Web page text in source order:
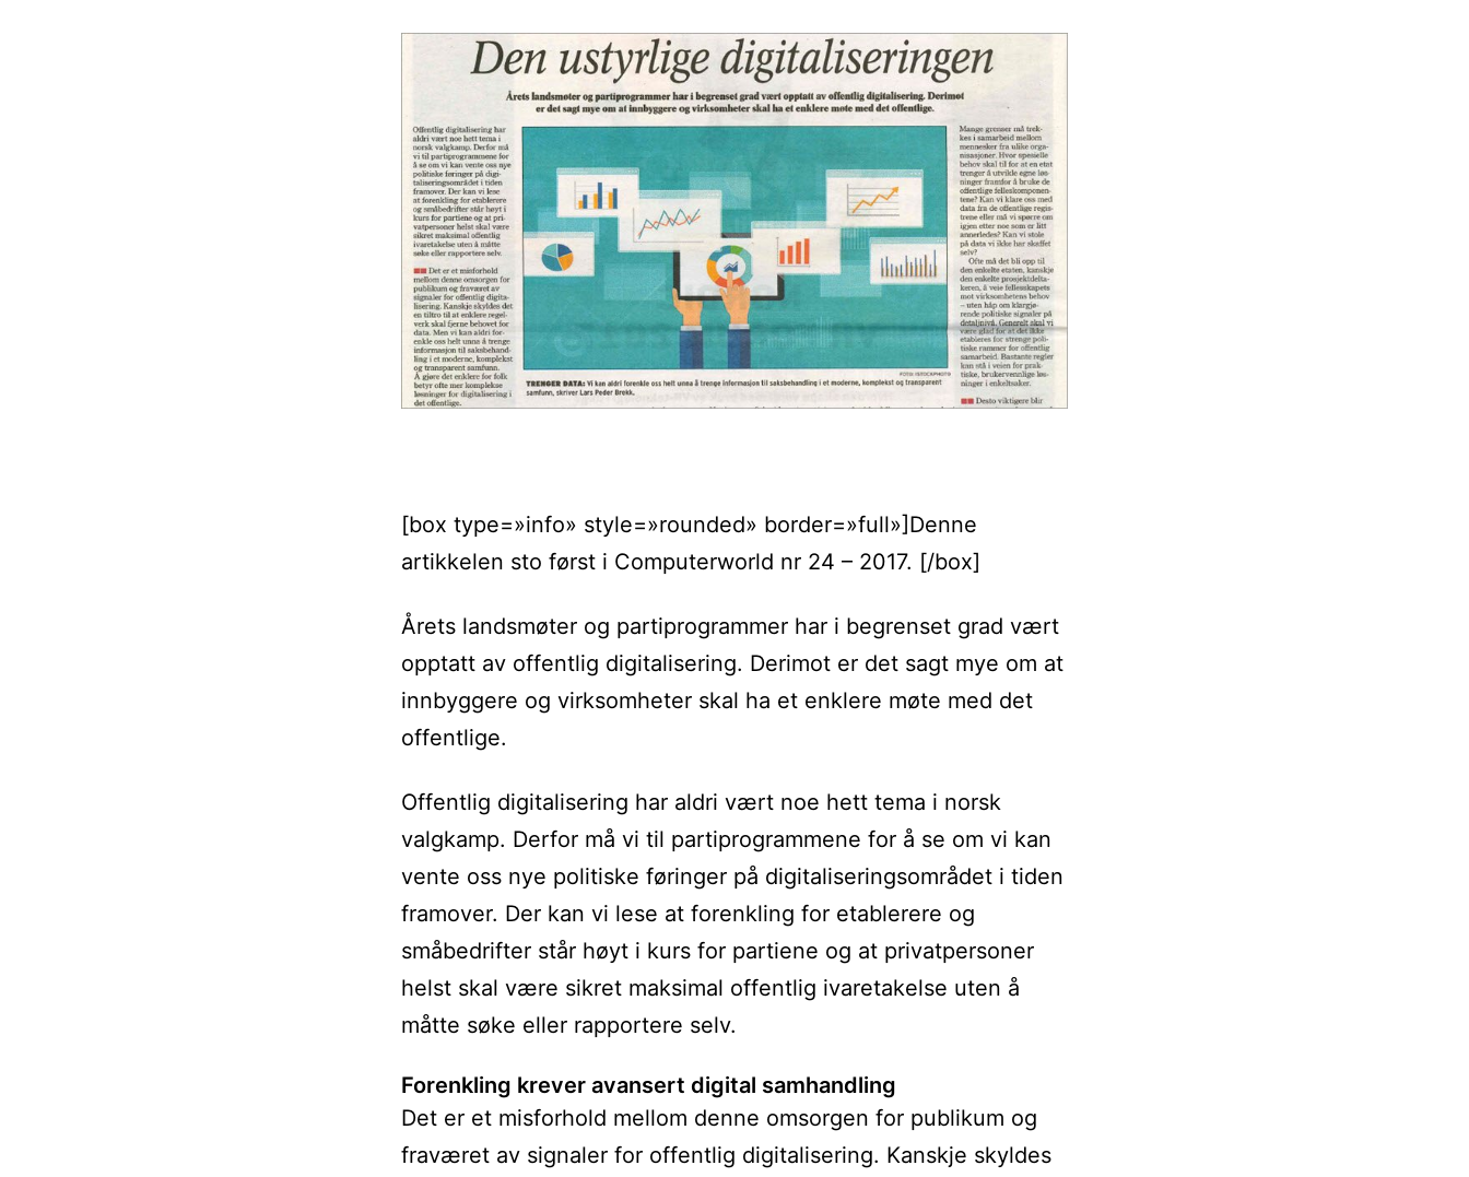
[box type=»info» style=»rounded» border=»full»]Denne
artikkelen sto først i Computerworld nr 24 – 2017. [/box]
Årets landsmøter og partiprogrammer har i begrenset grad vært
opptatt av offentlig digitalisering. Derimot er det sagt mye om at
innbyggere og virksomheter skal ha et enklere møte med det
offentlige.
Offentlig digitalisering har aldri vært noe hett tema i norsk
valgkamp. Derfor må vi til partiprogrammene for å se om vi kan
vente oss nye politiske føringer på digitaliseringsområdet i tiden
framover. Der kan vi lese at forenkling for etablerere og
småbedrifter står høyt i kurs for partiene og at privatpersoner
helst skal være sikret maksimal offentlig ivaretakelse uten å
måtte søke eller rapportere selv.
Forenkling krever avansert digital samhandling
Det er et misforhold mellom denne omsorgen for publikum og
fraværet av signaler for offentlig digitalisering. Kanskje skyldes